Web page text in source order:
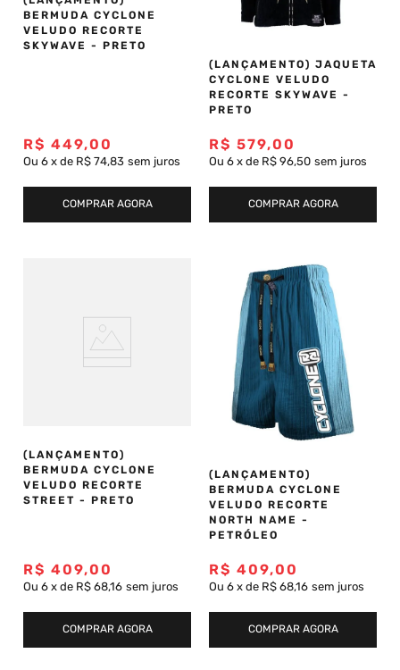
BERMUDA CYCLONE
VELUDO RECORTE
SKYWAVE - PRETO
R$ 449,00
Ou 6 x de R$ 74,83 sem juros
COMPRAR AGORA
(LANÇAMENTO) JAQUETA
CYCLONE VELUDO
RECORTE SKYWAVE -
PRETO
R$ 579,00
Ou 6 x de R$ 96,50 sem juros
COMPRAR AGORA
(LANÇAMENTO)
BERMUDA CYCLONE
VELUDO RECORTE
STREET - PRETO
R$ 409,00
Ou 6 x de R$ 68,16 sem juros
COMPRAR AGORA
(LANÇAMENTO)
BERMUDA CYCLONE
VELUDO RECORTE
NORTH NAME -
PETRÓLEO
R$ 409,00
Ou 6 x de R$ 68,16 sem juros
COMPRAR AGORA